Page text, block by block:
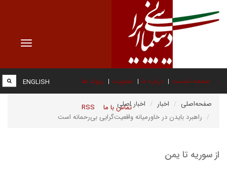
Toggle
صفحه نخست درباره ما عضویت پیوند ها
تماس با ما RSS
ENGLISH
صفحه‌اصلی اخبار
اخبار اصلی
راهبرد بایدن در خاورمیانه واقعیت‌گرایی بی‌رحمانه است
از سوریه تا یمن